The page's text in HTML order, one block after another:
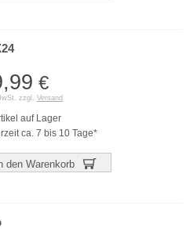
€
zzgl. Versand
auf Lager
ca. 7 bis 10 Tage*
den Warenkorb